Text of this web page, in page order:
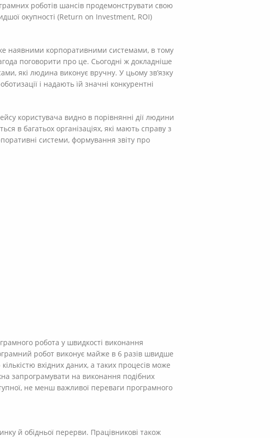
роботів шансів продемонструвати свою
окупності (Return on Investment, ROI)
наявними корпоративними системами, в тому
поговорити про це. Сьогодні ж докладніше
які людина виконує вручну. У цьому зв’язку
і надають їй значні конкурентні
користувача видно в порівнянні дії людини
в багатьох організаціях, які мають справу з
системи, формування звіту про
робота у швидкості виконання
робот виконує майже в 6 разів швидше
вхідних даних, а таких процесів може
запрограмувати на виконання подібних
не менш важливої переваги програмного
й обідньої перерви. Працівникові також